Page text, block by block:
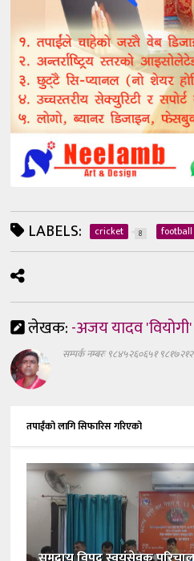
LABELS: cricket 8 football
लेखक:-अजय यादव 'वियोगी'
सम्पर्क नम्बरः ९८४५२६०६५१
तपाईंको लागि सिफारिस गरिएको